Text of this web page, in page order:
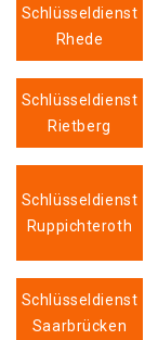
Schlüsseldienst
Rhede
Schlüsseldienst
Rietberg
Schlüsseldienst
Ruppichteroth
Schlüsseldienst
Saarbrücken